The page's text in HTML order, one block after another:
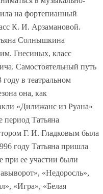
на фортепианный
К. И. Арзамановой.
Солнышкина
Гнесиных, класс
Самостоятельный путь
в театральном
она, как
«Дилижанс из Руана»
период Татьяна
Г. И. Гладковым была
году Татьяна пришла
при ее участии были
«Недоросль»,
«Игра», «Белая